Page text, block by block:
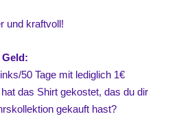
und kraftvoll!
50 Tage mit lediglich 1€
das Shirt gekostet, das du dir
gekauft hast?